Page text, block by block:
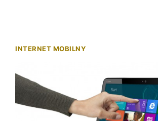
INTERNET MOBILNY